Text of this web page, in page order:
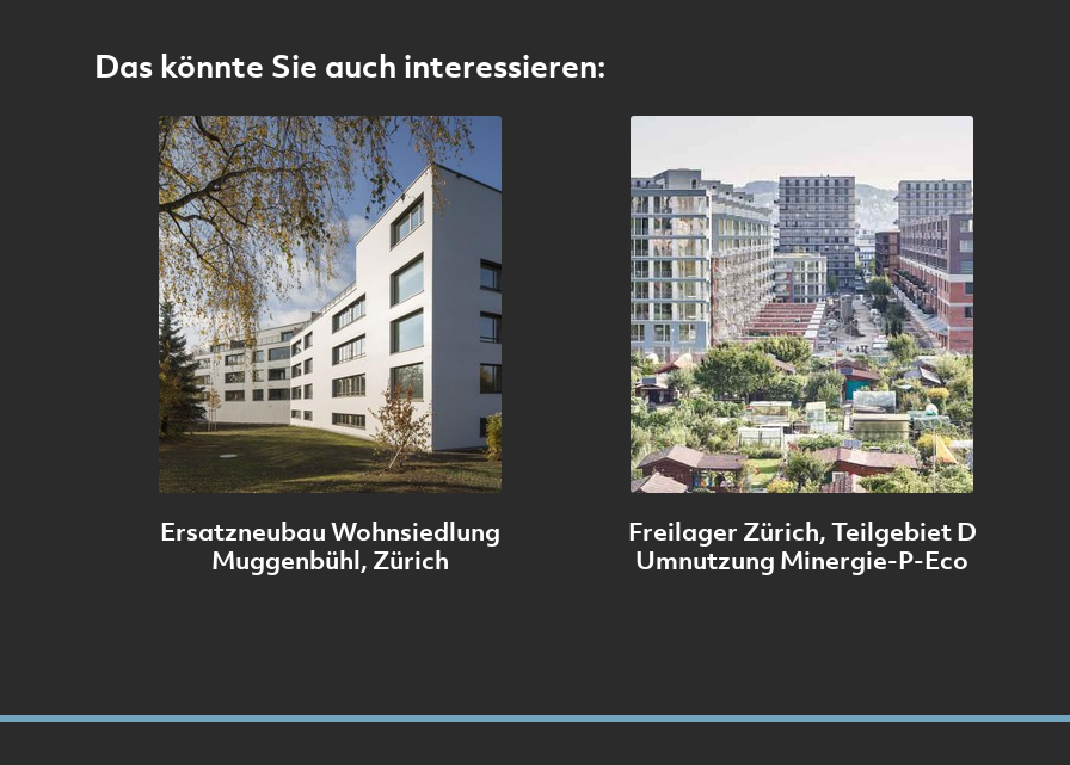
Das könnte Sie auch interessieren:
Ersatzneubau Wohnsiedlung
Muggenbühl, Zürich
Freilager Zürich, Teilgebiet D
Umnutzung Minergie-P-Eco